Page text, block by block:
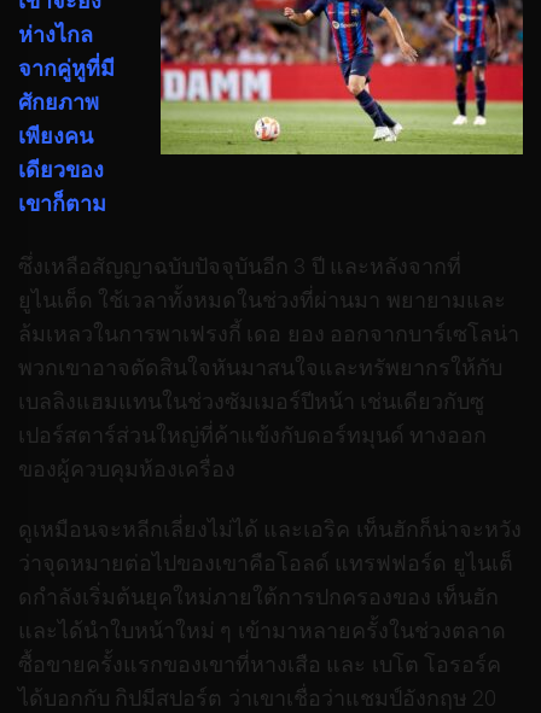
ห่างไกล
จากคู่หูที่มี
ศักยภาพ
เพียงคน
เดียวของ
เขาก็ตาม
ซึ่งเหลือสัญญาฉบับปัจจุบันอีก 3 ปี และหลังจากที่
ยูไนเต็ด ใช้เวลาทั้งหมดในช่วงที่ผ่านมา พยายามและ
ล้มเหลวในการพาเฟรงกี้ เดอ ยอง ออกจากบาร์เซโลน่า
พวกเขาอาจตัดสินใจหันมาสนใจและทรัพยากรให้กับ
เบลลิงแฮมแทนในช่วงซัมเมอร์ปีหน้า เช่นเดียวกับซู
เปอร์สตาร์ส่วนใหญ่ที่ค้าแข้งกับดอร์ทมุนด์ ทางออก
ของผู้ควบคุมห้องเครื่อง
ดูเหมือนจะหลีกเลี่ยงไม่ได้ และเอริค เท็นฮักก็น่าจะหวัง
ว่าจุดหมายต่อไปของเขาคือโอลด์ แทรฟฟอร์ด ยูไนเต็
ดกําลังเริ่มต้นยุคใหม่ภายใต้การปกครองของ เท็นฮัก
และได้นําใบหน้าใหม่ ๆ เข้ามาหลายครั้งในช่วงตลาด
ซื้อขายครั้งแรกของเขาที่หางเสือ และ เบโต โอรอร์ค
ได้บอกกับ กิปมีสปอร์ต ว่าเขาเชื่อว่าแชมป์อังกฤษ 20